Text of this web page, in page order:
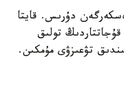
دۇرىس. قايتا
تولىق
تۋعىزۋى مۇمكىن.